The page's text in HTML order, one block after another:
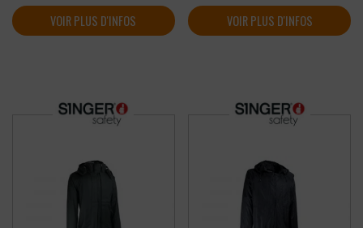
VOIR PLUS D'INFOS VOIR PLUS D'INFOS